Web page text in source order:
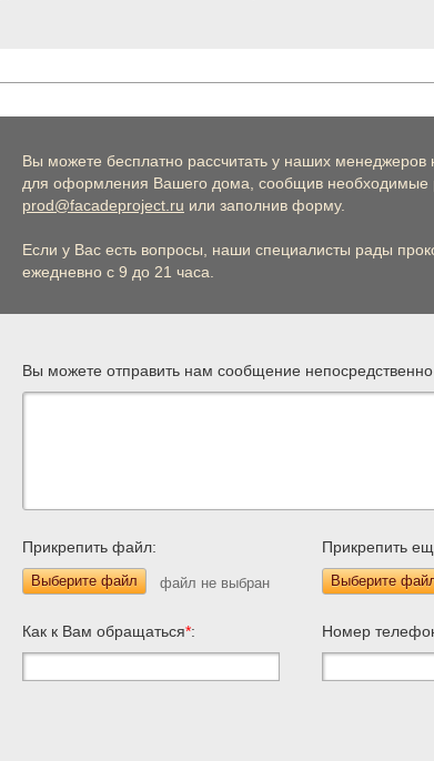
Вы можете бесплатно рассчитать у наших
для оформления Вашего дома, сообщив необходимые
prod@facadeproject.ru или заполнив форму.
Если у Вас есть вопросы, наши специалисты рады
ежедневно с 9 до 21 часа.
Вы можете отправить нам сообщение
Прикрепить файл:
Выберите файл
Прикрепить
Выберите
Как к Вам обращаться*: Номер